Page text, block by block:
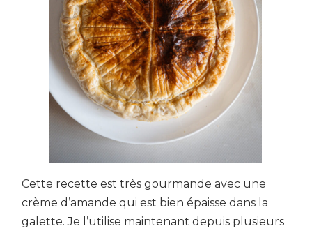
Cette recette est très gourmande avec une
crème d’amande qui est bien épaisse dans la
galette. Je l’utilise maintenant depuis plusieurs